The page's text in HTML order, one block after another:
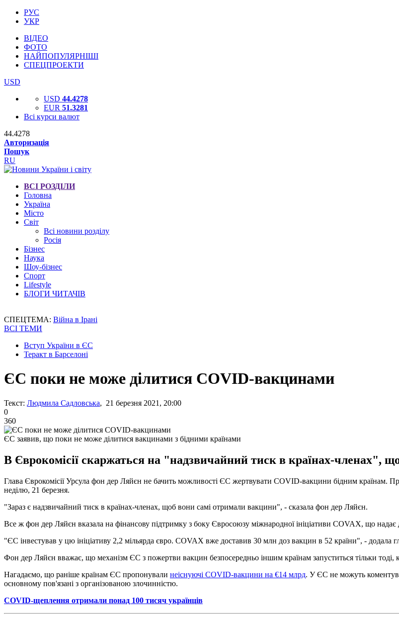
РУС
УКР
ВІДЕО
ФОТО
НАЙПОПУЛЯРНІШІ
СПЕЦПРОЕКТИ
USD
USD 44.4278
EUR 51.3281
Всі курси валют
44.4278
Авторизація
Пошук
RU
ВСІ РОЗДІЛИ
Головна
Україна
Місто
Світ
Всі новини розділу
Росія
Бізнес
Наука
Шоу-бізнес
Спорт
Lifestyle
БЛОГИ ЧИТАЧІВ
СПЕЦТЕМА: Війна в Ірані
ВСІ ТЕМИ
Вступ України в ЄС
Теракт в Барселоні
ЄС поки не може ділитися COVID-вакцинами
Текст: Людмила Садловська, 21 березня 2021, 20:00
0
360
ЄС заявив, що поки не може ділитися вакцинами з бідними країнами
В Єврокомісії скаржаться на "надзвичайний тиск в країнах-членах",
Глава Єврокомісії Урсула фон дер Ляйєн не бачить можливості ЄС жертвувати COVID-вакцини бідним країнам.
неділю, 21 березня.
"Зараз є надзвичайний тиск в країнах-членах, щоб вони самі отримали вакцини", - сказала фон дер Ляйєн.
Все ж фон дер Ляйєн вказала на фінансову підтримку з боку Євросоюзу міжнародної ініціативи COVAX, що надає
"ЄС інвестував у цю ініціативу 2,2 мільярда євро. COVAX вже доставив 30 млн доз вакцин в 52 країни", - додала
Фон дер Ляйєн вважає, що механізм ЄС з пожертви вакцин безпосередньо іншим країнам запуститься тільки
Нагадаємо, що раніше країнам ЄС пропонували неіснуючі COVID-вакцини на €14 млрд. У ЄС не можуть
основному пов'язані з організованою злочинністю.
COVID-щеплення отримали понад 100 тисяч українців